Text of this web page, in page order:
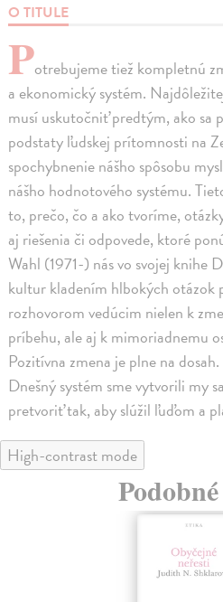
O TITULE
Potrebujeme tiež kompletnú
a ekonomický systém.
musí uskutočniť predtým, ako sa
podstaty ľudskej prítomnosti na
spochybnenie nášho spôsobu
nášho hodnotového systému.
to, prečo, čo a ako tvoríme,
aj riešenia či odpovede, ktoré
Wahl (1971-) nás vo svojej knihe
kultur kladením hlbokých otázok
rozhovorom vedúcim nielen k
príbehu, ale aj k mimoriadnemu
Pozitívna zmena je plne na
Dnešný systém sme vytvorili my
pretvoriť tak, aby slúžil ľuďom a
High-contrast mode